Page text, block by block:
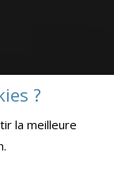
?
la meilleure